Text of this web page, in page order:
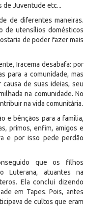
de Juventude etc...
de diferentes maneiras.
de utensílios domésticos
de poder fazer mais
Iracema desabafa: por
para a comunidade, mas
de suas ideias, seu
na comunidade. No
na vida comunitária.
e bênçãos para a família,
primos, enfim, amigos e
e por isso pede perdão
que os filhos
Luterana, atuantes na
Ela conclui dizendo
em Tapes. Pois, antes
de cultos que eram